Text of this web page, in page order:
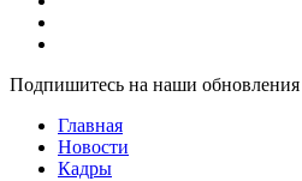
Подпишитесь на наши обновления
Главная
Новости
Кадры